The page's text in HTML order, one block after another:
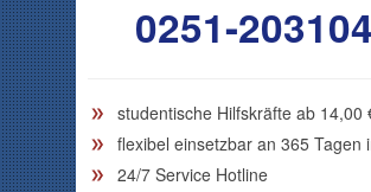
0251-
studentische Hilfskräfte ab 14,00
flexibel einsetzbar an 365 Tagen
24/7 Service Hotline